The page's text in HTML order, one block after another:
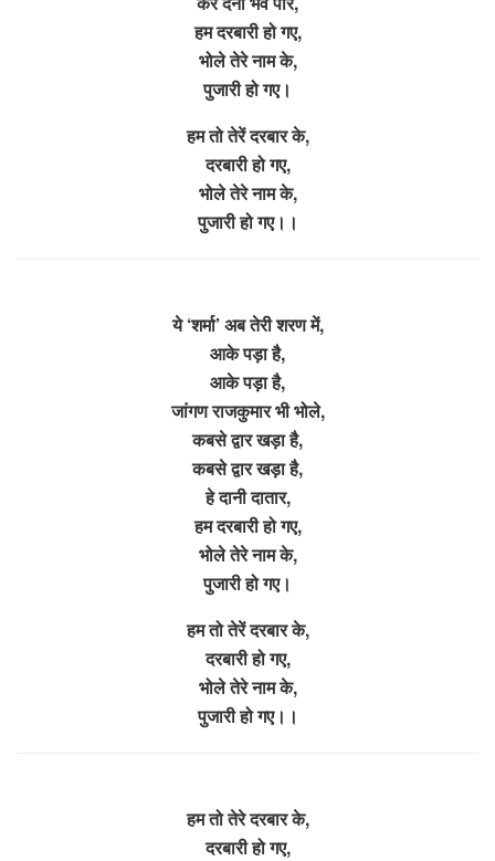
हम दरबारी हो गए,
भोले तेरे नाम के,
पुजारी हो गए।
हम तो तेरें दरबार के,
दरबारी हो गए,
भोले तेरे नाम के,
पुजारी हो गए।।
ये ‘शर्मा’ अब तेरी शरण में,
आके पड़ा है,
आके पड़ा है,
जांगण राजकुमार भी भोले,
कबसे द्वार खड़ा है,
कबसे द्वार खड़ा है,
हे दानी दातार,
हम दरबारी हो गए,
भोले तेरे नाम के,
पुजारी हो गए।
हम तो तेरें दरबार के,
दरबारी हो गए,
भोले तेरे नाम के,
पुजारी हो गए।।
हम तो तेरे दरबार के,
दरबारी हो गए,